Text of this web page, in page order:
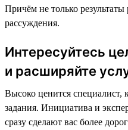
Причём не только
рассуждения.
Интересуйтесь
и расширяйте
Высоко ценится специалист,
задания. Инициатива и
сразу сделают вас более